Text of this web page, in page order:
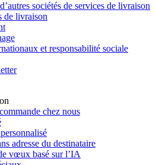
sociétés de services de livraison
de livraison
et responsabilité sociale
chez nous
adresse du destinataire
vœux basé sur l’IA